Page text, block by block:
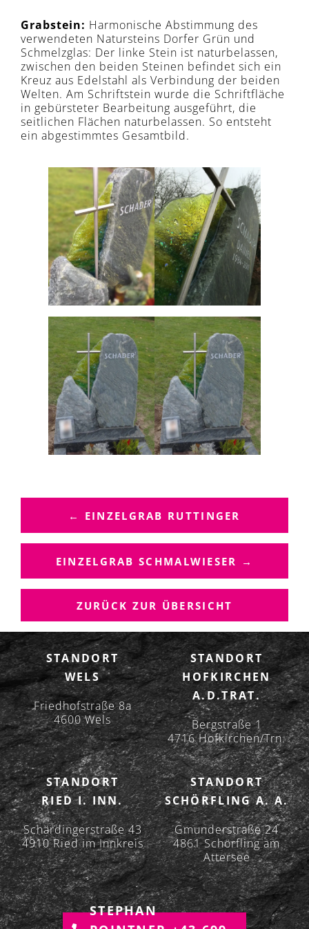
Grabstein: Harmonische Abstimmung des
verwendeten Natursteins Dorfer Grün und
Schmelzglas: Der linke Stein ist naturbelassen,
zwischen den beiden Steinen befindet sich ein
Kreuz aus Edelstahl als Verbindung der beiden
Welten. Am Schriftstein wurde die Schriftfläche
in gebürsteter Bearbeitung ausgeführt, die
seitlichen Flächen naturbelassen. So entsteht
ein abgestimmtes Gesamtbild.
B
I
T
A
S
N
A
V
I
G
A
T
I
O
N
← EINZELGRAB RUTTINGER
EINZELGRAB SCHMALWIESER →
ZURÜCK ZUR ÜBERSICHT
STANDORT
WELS
Friedhofstraße 8a
4600 Wels
STANDORT
HOFKIRCHEN
A.D.TRAT.
Bergstraße 1
4716 Hofkirchen/Trn.
STANDORT
RIED I. INN.
Schärdingerstraße 43
4910 Ried im Innkreis
STANDORT
SCHÖRFLING A. A.
Gmunderstraße 24
4861 Schörfling am
Attersee
STEPHAN